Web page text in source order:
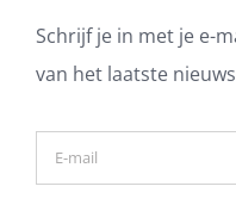
Schrijf je in met je e-
van het laatste